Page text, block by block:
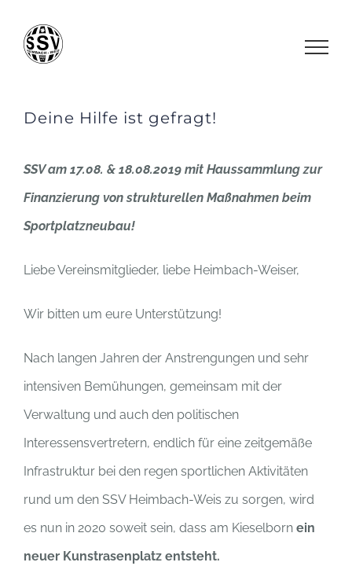
Inhalt
Deine Hilfe ist gefragt!
SSV am 17.08. & 18.08.2019 mit Haussammlung zur
Finanzierung von strukturellen Maßnahmen beim
Sportplatzneubau!
Liebe Vereinsmitglieder, liebe Heimbach-Weiser,
Wir bitten um eure Unterstützung!
Nach langen Jahren der Anstrengungen und sehr
intensiven Bemühungen, gemeinsam mit der
Verwaltung und auch den politischen
Interessensvertretern, endlich für eine zeitgemäße
Infrastruktur bei den regen sportlichen Aktivitäten
rund um den SSV Heimbach-Weis zu sorgen, wird
es nun in 2020 soweit sein, dass am Kieselborn ein
neuer Kunstrasenplatz entsteht.